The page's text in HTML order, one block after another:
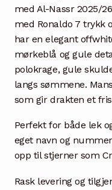
med Al-Nassr 2025/
med Ronaldo 7 trykk
har en elegant
mørkeblå og gule
polokrage, gule
langs sømmene.
som gir drakten et
Perfekt for både lek
eget navn og
opp til stjerner som
Rask levering og